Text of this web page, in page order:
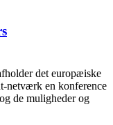
det europæiske
netværk en konference
de muligheder og